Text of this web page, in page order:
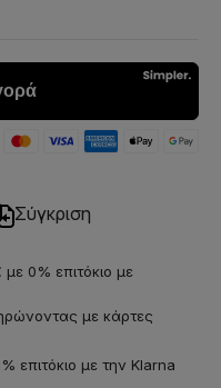
Σύγκριση
0% επιτόκιο με
με κάρτες
επιτόκιο με την Klarna